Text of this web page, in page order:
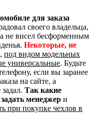
для заказа
своего владельца,
не висел бесформенным
Некоторые, не
, под видом модельных
универсальные. Будьте
если вы заранее
на сайте, а
Так какие
менеджер и
при покупке чехлов в